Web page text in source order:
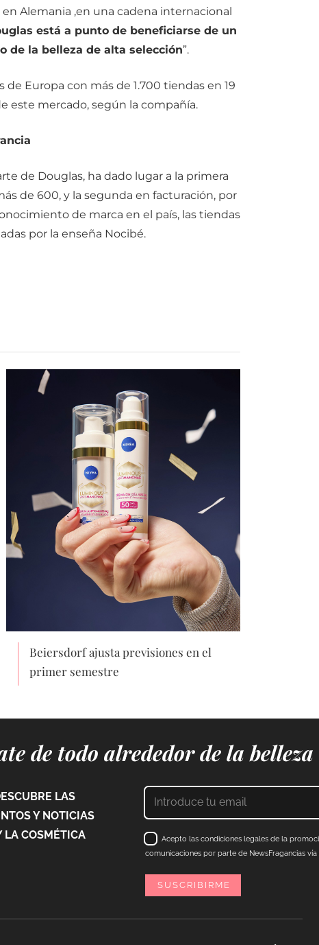
Alemania ,en una cadena internacional
está a punto de beneficiarse de un
de la belleza de alta selección”.
Europa con más de 1.700 tiendas en 19
este mercado, según la compañía.
de Douglas, ha dado lugar a la primera
de 600, y la segunda en facturación, por
de marca en el país, las tiendas
por la enseña Nocibé.
Beiersdorf ajusta previsiones en el
primer semestre
de todo alrededor de la belleza
LAS
Y NOTICIAS
LA COSMÉTICA
Acepto las condiciones legales de la
comunicaciones por parte de NewsFragancias